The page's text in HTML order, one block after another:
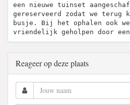
een nieuwe tuinset
gereserveerd zodat we terug
busje. Bij het ophalen ook
vriendelijk geholpen door een
Reageer op deze plaats